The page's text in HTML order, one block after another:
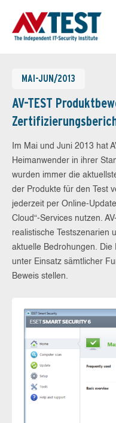
MAI-JUN/2013
AV-TEST
Im Mai und Juni 2013 hat
Heimanwender in ihrer
wurden immer die
der Produkte für den Test
jederzeit per Online-
Cloud“-Services nutzen.
realistische Testszenarien
aktuelle Bedrohungen. Die
unter Einsatz sämtlicher
Beweis stellen.